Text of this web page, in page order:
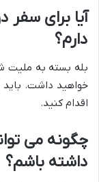
آیا برای سفر
دارم؟
بله بسته به ملیت
خواهید داشت. باید
اقدام کنید.
چگونه می
داشته باشم؟